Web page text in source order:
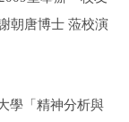
朝唐博士 蒞校演
學「精神分析與